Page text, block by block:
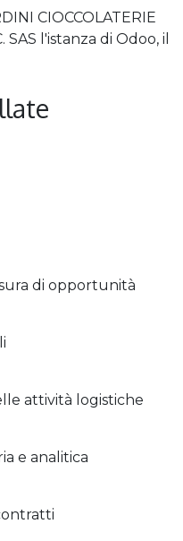
CIOCCOLATERIE
SAS l'istanza di Odoo, il
di opportunità
attività logistiche
e analitica